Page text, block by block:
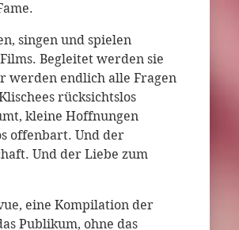
singen und spielen
Begleitet werden sie
werden endlich alle Fragen
rücksichtslos
kleine Hoffnungen
offenbart. Und der
Und der Liebe zum
eine Kompilation der
Publikum, ohne das